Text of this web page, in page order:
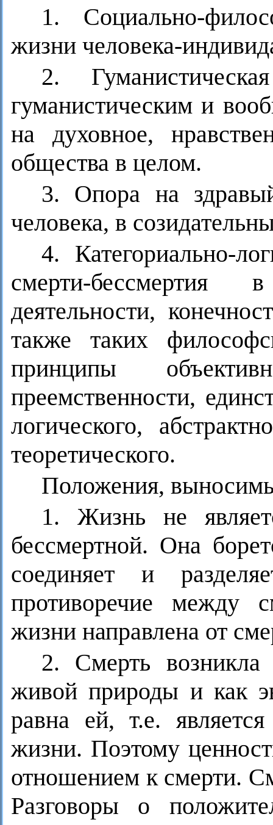
1. Социально-
жизни человека-
2.
гуманистическим и
на духовное,
общества в целом.
3. Опора на
человека, в
4. Категориально-
смерти-бессмертия
деятельности,
также таких
принципы
преемственности,
логического,
теоретического.
Положения,
1. Жизнь не
бессмертной. Она
соединяет и
противоречие между
жизни направлена от
2. Смерть возникла
живой природы и как
равна ей, т.е.
жизни. Поэтому
отношением к смерти.
Разговоры о